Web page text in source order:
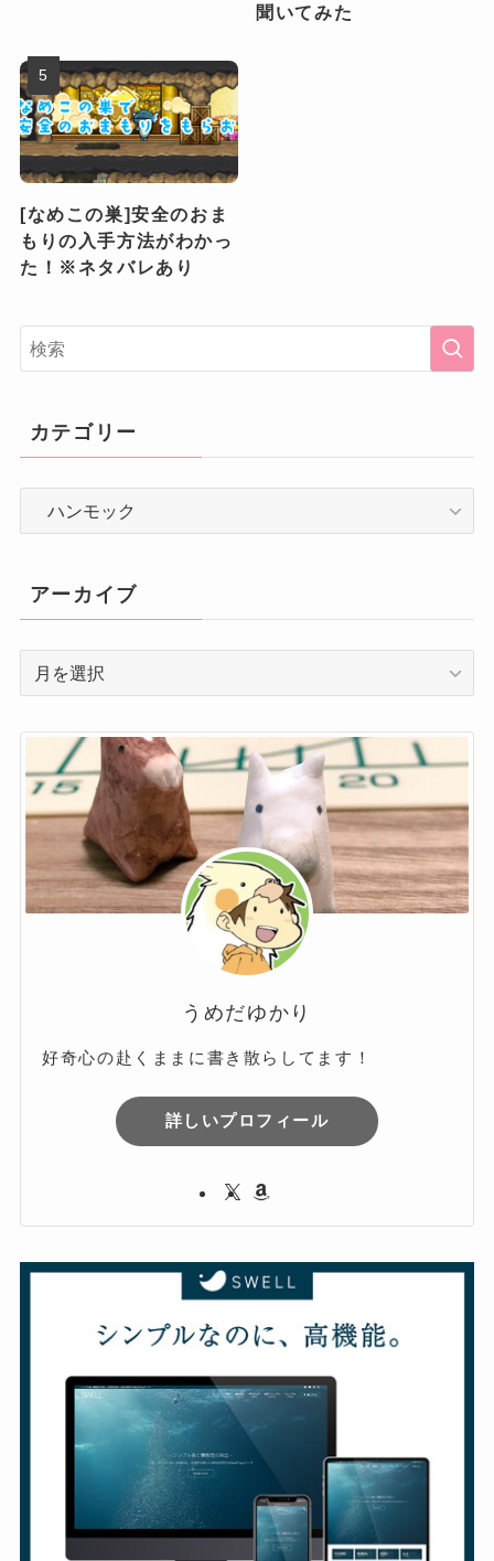
聞いてみた
[なめこの巣]安全のおま
もりの入手方法がわかっ
た！※ネタバレあり
カテゴリー
リ
ー
アーカイブ
ブ
うめだゆかり
好奇心の赴くままに書き散らしてます！
詳しいプロフィール